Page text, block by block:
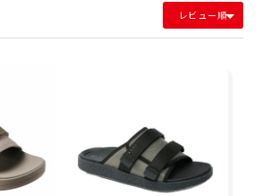
レビュー順